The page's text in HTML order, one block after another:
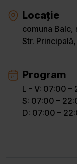
Locație
comuna Balc,
Str.
Program
L - V: 07:00 –
S: 07:00 –
D: 07:00 –